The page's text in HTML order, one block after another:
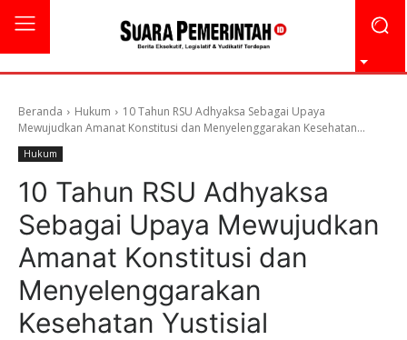
Beranda Hukum
10 Tahun RSU Adhyaksa Sebagai Upaya
Mewujudkan Amanat Konstitusi dan Menyelenggarakan Kesehatan...
Hukum
10 Tahun RSU Adhyaksa
Sebagai Upaya Mewujudkan
Amanat Konstitusi dan
Menyelenggarakan
Kesehatan Yustisial